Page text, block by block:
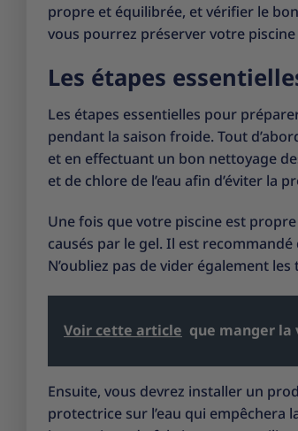
propre et équilibrée, et vérifier le
vous pourrez préserver votre
Les étapes
Les étapes essentielles pour
pendant la saison froide. Tout
et en effectuant un bon nettoyage
et de chlore de l’eau afin d’éviter la
Une fois que votre piscine est
causés par le gel. Il est recommandé
N’oubliez pas de vider également
Voir cette article que manger
Ensuite, vous devrez installer un
protectrice sur l’eau qui empêchera